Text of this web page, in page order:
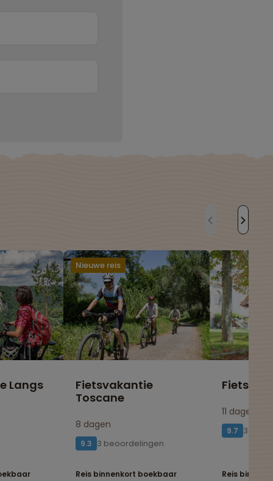
Langs
Nieuwe reis
Fietsvakantie
Toscane
8 dagen
9.3 3 beoordelingen
Reis binnenkort boekbaar
11 dagen
9.7 3
Reis